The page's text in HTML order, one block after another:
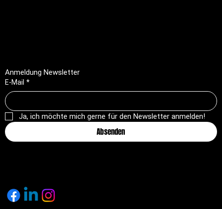
Anmeldung Newsletter
E-Mail *
Ja, ich möchte mich gerne für den Newsletter anmelden!
Absenden